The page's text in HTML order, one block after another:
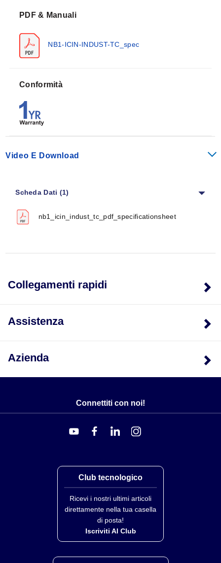
sono 1/2" NPT. I modelli NB2 e NB4 includono un dado
1/8" a 1/4" di diametro esterno. Il morsetto interno è
standard su tutti i modelli. Consultare il Reparto
Preventivi Tecnici per prezzi e tempi di consegna su
teste non metalliche e altre teste specializzate.
PDF & Manuali
NB1-ICIN-INDUST-TC_spec
Conformità
Video E Download
Scheda Dati (1)
nb1_icin_indust_tc_pdf_specificationsheet
Collegamenti rapidi
Assistenza
Azienda
Connettiti con noi!
Club tecnologico
Ricevi i nostri ultimi articoli
direttamente nella tua casella
di posta!
Iscriviti Al Club